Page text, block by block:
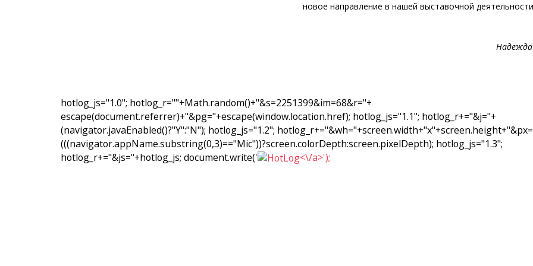
новое направление в нашей выставочной
hotlog_js="1.0"; hotlog_r=""+Math.random()+"&s=2251399&im=68&r="+
escape(document.referrer)+"&pg="+escape(window.location.href); hotlog_js="1.1"; hotlog_r+="&j="+
(navigator.javaEnabled()?"Y":"N"); hotlog_js="1.2";
(((navigator.appName.substring(0,3)=="Mic"))?screen.colorDepth:screen.pixelDepth); hotlog_js="1.3";
hotlog_r+="&js="+hotlog_js; document.write('
<\/a>');